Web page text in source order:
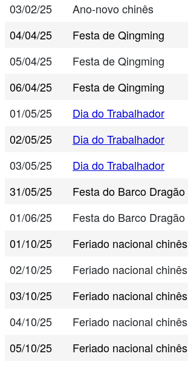
03/02/25
Ano-novo chinês
04/04/25
Festa de Qingming
05/04/25
Festa de Qingming
06/04/25
Festa de Qingming
01/05/25
Dia do Trabalhador
02/05/25
Dia do Trabalhador
03/05/25
Dia do Trabalhador
31/05/25
Festa do Barco Dragão
01/06/25
Festa do Barco Dragão
01/10/25
Feriado nacional chinês
02/10/25
Feriado nacional chinês
03/10/25
Feriado nacional chinês
04/10/25
Feriado nacional chinês
05/10/25
Feriado nacional chinês